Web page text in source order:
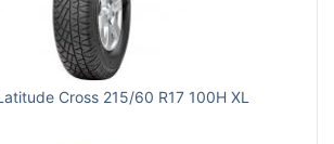
Cross 215/60 R17 100H XL